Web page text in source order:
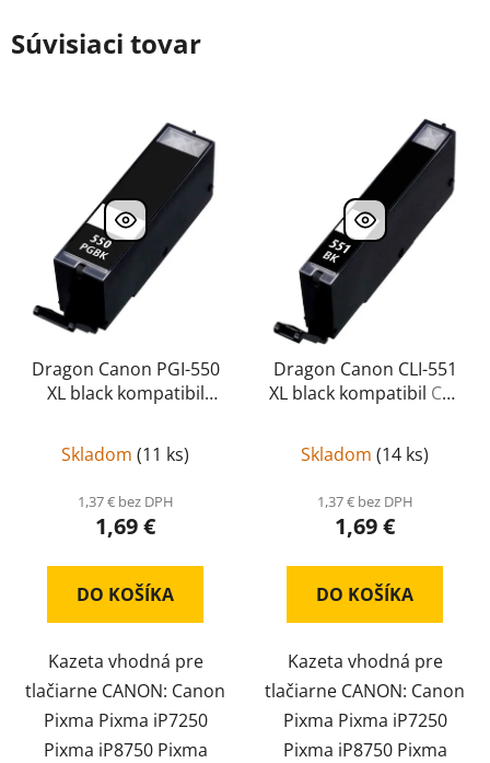
Súvisiaci tovar
Dragon Canon PGI-550
XL black kompatibil
Skladom (11 ks)
1,37 € bez DPH
1,69 €
DO KOŠÍKA
Kazeta vhodná pre
tlačiarne CANON: Canon
Pixma Pixma iP7250
Pixma iP8750 Pixma
Dragon Canon CLI-551
XL black kompatibil CLI-
Skladom (14 ks)
1,37 € bez DPH
1,69 €
DO KOŠÍKA
Kazeta vhodná pre
tlačiarne CANON: Canon
Pixma Pixma iP7250
Pixma iP8750 Pixma